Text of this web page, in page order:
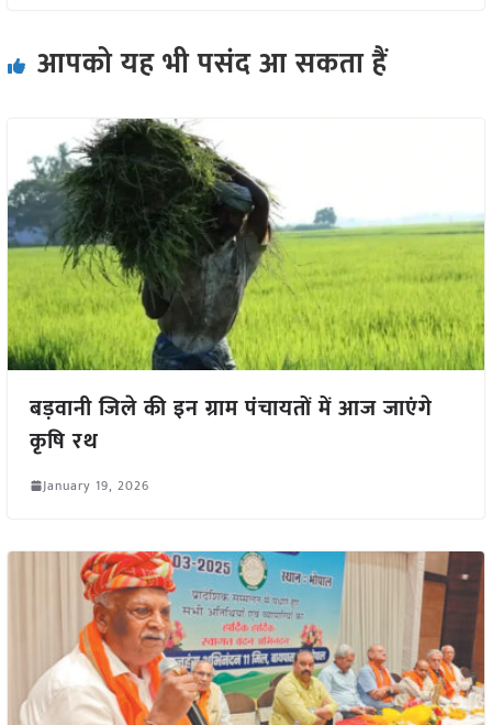
आपको यह भी पसंद आ सकता हैं
बड़वानी जिले की इन ग्राम पंचायतों में आज जाएंगे
कृषि रथ
January 19, 2026